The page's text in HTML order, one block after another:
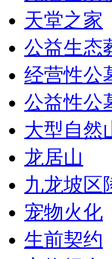
天堂之家
公益生态
经营性公
公益性公
大型自然
龙居山
九龙坡区
宠物火化
生前契约